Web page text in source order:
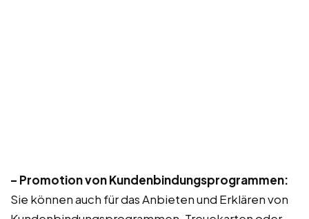
– Promotion von Kundenbindungsprogrammen:
Sie können auch für das Anbieten und Erklären von